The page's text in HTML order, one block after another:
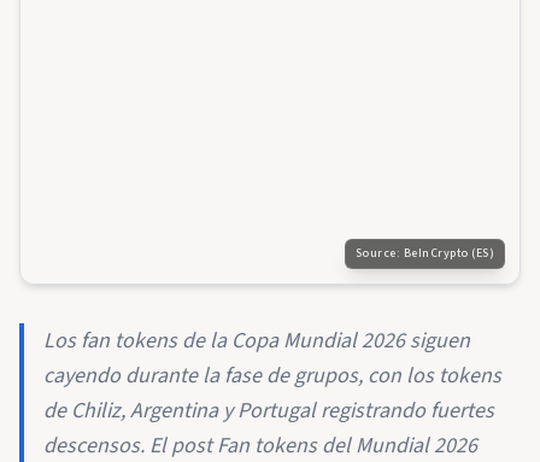
Source: BeInCrypto (ES)
Los fan tokens de la Copa Mundial 2026 siguen
cayendo durante la fase de grupos, con los tokens
de Chiliz, Argentina y Portugal registrando fuertes
descensos. El post Fan tokens del Mundial 2026